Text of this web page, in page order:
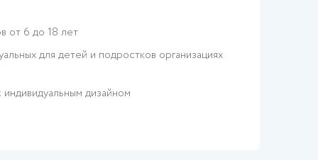
от 6 до 18 лет
для детей и подростков организациях
дизайном